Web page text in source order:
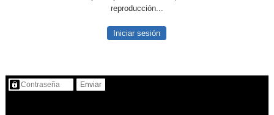
reproducción...
Iniciar sesión
Contenido protegido…